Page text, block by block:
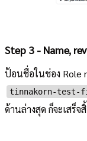
Step 3 - Name,
ป้อนชื่อในช่อง Role
tinnakorn-test-
ด้านล่างสุด ก็จะเสร็